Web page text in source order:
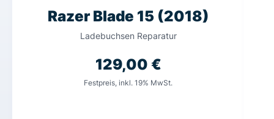
Razer Blade 15 (2018)
Ladebuchsen Reparatur
129,00 €
Festpreis, inkl. 19% MwSt.